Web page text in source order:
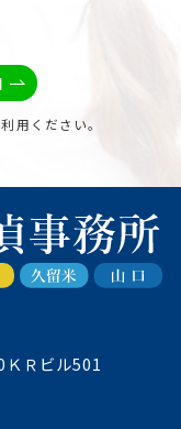
用ください。
ＫＲビル501